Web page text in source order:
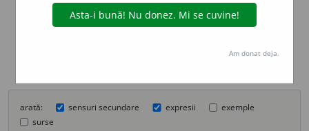
info
originale se află pe filadefiniții.
Puteți reordona filele pe pagina de
arată: sensuri secundare expresii
exemple
surse
Am donat deja.